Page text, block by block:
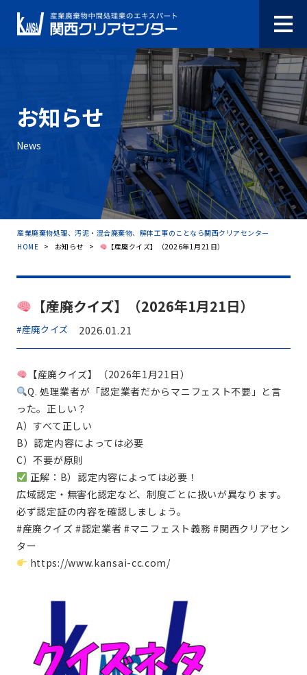
お知らせ
News
産業廃棄物処理、汚泥・混合廃棄物、解体工事のことなら関西クリアセンター
HOME > お知らせ > 【産廃クイズ】（2026年1月21日）
【産廃クイズ】（2026年1月21日）
#産廃クイズ 2026.01.21
【産廃クイズ】（2026年1月21日）
Q. 処理業者が「認定業者だからマニフェスト不要」と言
った。正しい？
A）すべて正しい
B）認定内容によっては必要
C）不要が原則
正解：B）認定内容によっては必要！
広域認定・無害化認定など、制度ごとに扱いが異なります。
必ず認定証の内容を確認しましょう。
#産廃クイズ #認定業者 #マニフェスト義務 #関西クリアセン
ター
https://www.kansai-cc.com/